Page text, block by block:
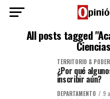
All posts tagged
TERRITORIO & PODER
¿Por qué
inscribir aún?
DEPARTAMENTO 9